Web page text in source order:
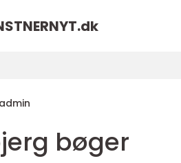
dk
admin
bøger